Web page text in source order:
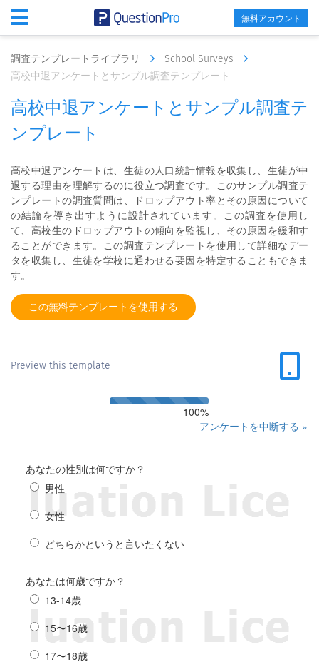
無料アカウント
調査テンプレートライブラリ
School Surveys
高校中退アンケートとサンプル調査テンプレート
高校中退アンケートとサンプル調査テ
ンプレート
高校中退アンケートは、生徒の人口統計情報を収集し、生徒が中
退する理由を理解するのに役立つ調査です。このサンプル調査テ
ンプレートの調査質問は、ドロップアウト率とその原因について
の結論を導き出すように設計されています。この調査を使用し
て、高校生のドロップアウトの傾向を監視し、その原因を緩和す
ることができます。この調査テンプレートを使用して詳細なデー
タを収集し、生徒を学校に通わせる要因を特定することもできま
す。
この無料テンプレートを使用する
Preview this template